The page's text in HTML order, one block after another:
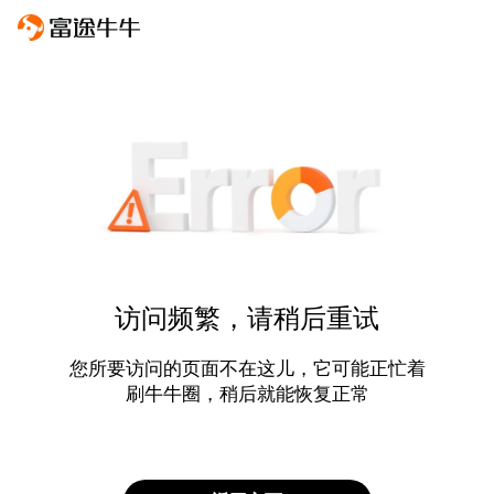
访问频繁，请稍后重试
您所要访问的页面不在这儿，它可能正忙着
刷牛牛圈，稍后就能恢复正常